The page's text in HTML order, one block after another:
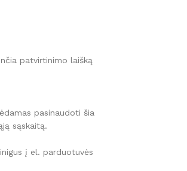
patvirtinimo laišką
pasinaudoti šia
sąskaitą.
į el. parduotuvės